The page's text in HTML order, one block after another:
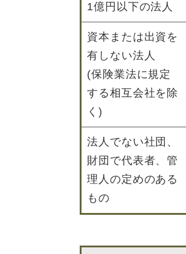
1億円以下の法人
資本または出資を
有しない法人
(保険業法に規定
する相互会社を除
く)
法人でない社団、
財団で代表者、管
理人の定めのある
もの